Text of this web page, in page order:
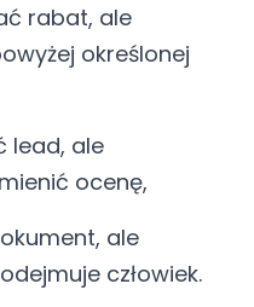
rabat, ale
określonej
lead, ale
ocenę,
ale
człowiek.